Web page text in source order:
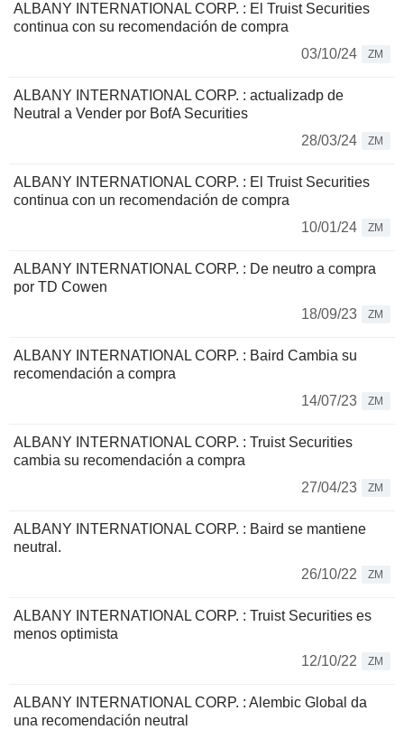
ALBANY INTERNATIONAL CORP. : El Truist Securities
continua con su recomendación de compra
03/10/24
ZM
ALBANY INTERNATIONAL CORP. : actualizadp de
Neutral a Vender por BofA Securities
28/03/24
ZM
ALBANY INTERNATIONAL CORP. : El Truist Securities
continua con un recomendación de compra
10/01/24
ZM
ALBANY INTERNATIONAL CORP. : De neutro a compra
por TD Cowen
18/09/23
ZM
ALBANY INTERNATIONAL CORP. : Baird Cambia su
recomendación a compra
14/07/23
ZM
ALBANY INTERNATIONAL CORP. : Truist Securities
cambia su recomendación a compra
27/04/23
ZM
ALBANY INTERNATIONAL CORP. : Baird se mantiene
neutral.
26/10/22
ZM
ALBANY INTERNATIONAL CORP. : Truist Securities es
menos optimista
12/10/22
ZM
ALBANY INTERNATIONAL CORP. : Alembic Global da
una recomendación neutral